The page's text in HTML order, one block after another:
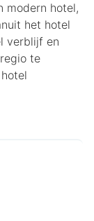
modern hotel,
het hotel
verblijf en
te